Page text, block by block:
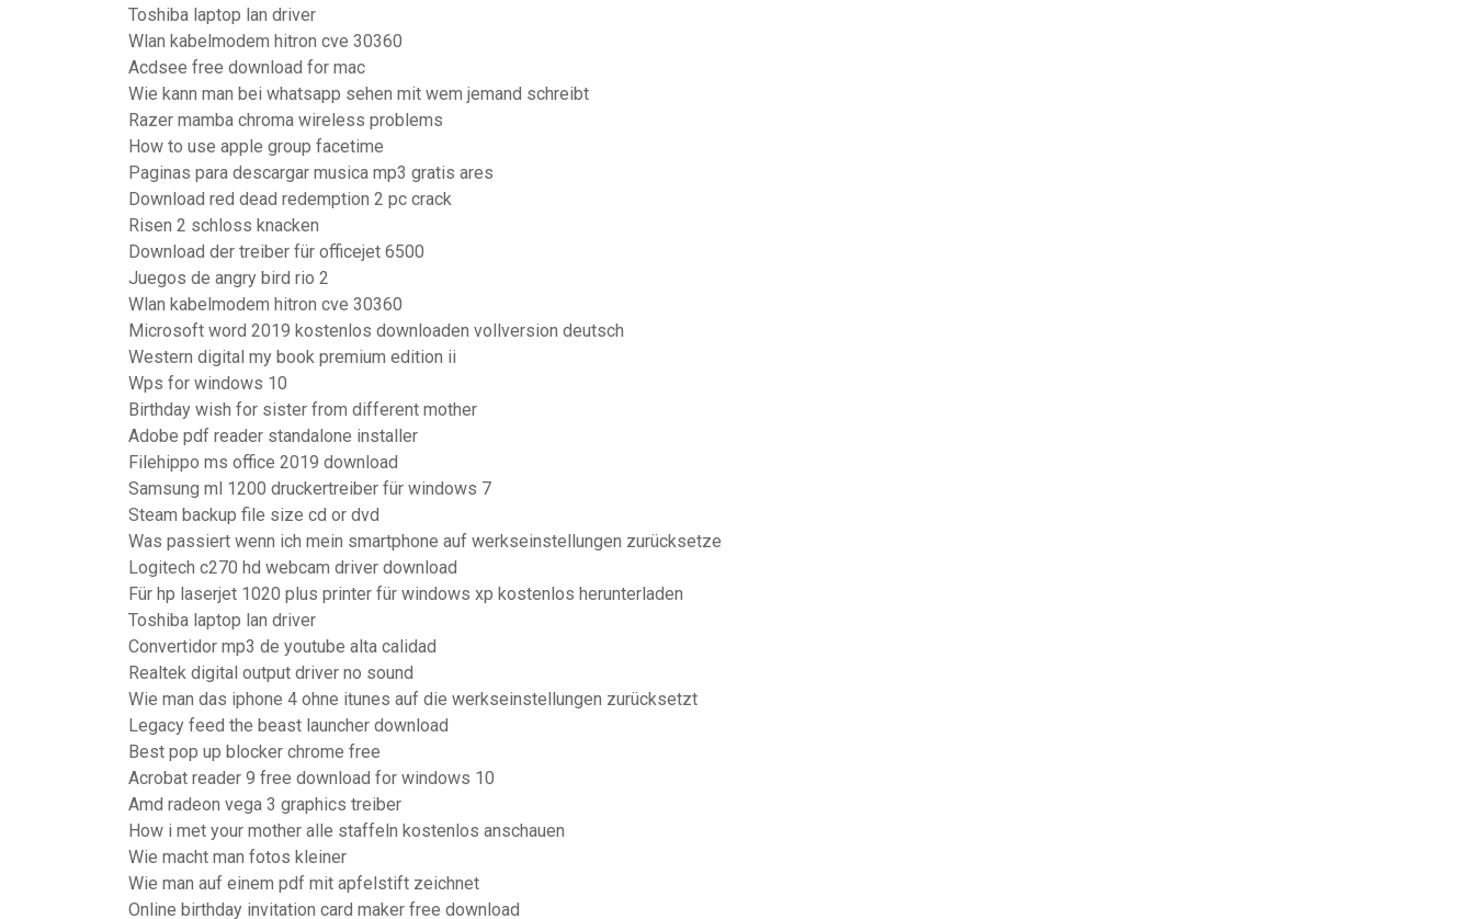
Toshiba laptop lan driver
Wlan kabelmodem hitron cve 30360
Acdsee free download for mac
Wie kann man bei whatsapp sehen mit wem jemand schreibt
Razer mamba chroma wireless problems
How to use apple group facetime
Paginas para descargar musica mp3 gratis ares
Download red dead redemption 2 pc crack
Risen 2 schloss knacken
Download der treiber für officejet 6500
Juegos de angry bird rio 2
Wlan kabelmodem hitron cve 30360
Microsoft word 2019 kostenlos downloaden vollversion deutsch
Western digital my book premium edition ii
Wps for windows 10
Birthday wish for sister from different mother
Adobe pdf reader standalone installer
Filehippo ms office 2019 download
Samsung ml 1200 druckertreiber für windows 7
Steam backup file size cd or dvd
Was passiert wenn ich mein smartphone auf werkseinstellungen zurücksetze
Logitech c270 hd webcam driver download
Für hp laserjet 1020 plus printer für windows xp kostenlos herunterladen
Toshiba laptop lan driver
Convertidor mp3 de youtube alta calidad
Realtek digital output driver no sound
Wie man das iphone 4 ohne itunes auf die werkseinstellungen zurücksetzt
Legacy feed the beast launcher download
Best pop up blocker chrome free
Acrobat reader 9 free download for windows 10
Amd radeon vega 3 graphics treiber
How i met your mother alle staffeln kostenlos anschauen
Wie macht man fotos kleiner
Wie man auf einem pdf mit apfelstift zeichnet
Online birthday invitation card maker free download